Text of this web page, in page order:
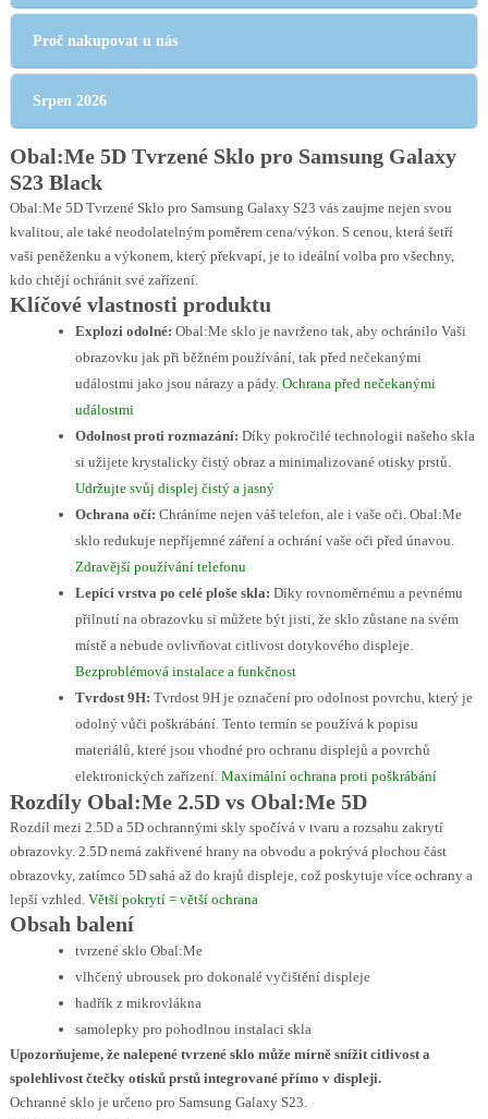
Proč nakupovat u nás
Srpen 2026
Obal:Me 5D Tvrzené Sklo pro Samsung Galaxy
S23 Black
Obal:Me 5D Tvrzené Sklo pro Samsung Galaxy S23 vás zaujme nejen svou
kvalitou, ale také neodolatelným poměrem cena/výkon. S cenou, která šetří
vaši peněženku a výkonem, který překvapí, je to ideální volba pro všechny,
kdo chtějí ochránit své zařízení.
Klíčové vlastnosti produktu
Explozi odolné: Obal:Me sklo je navrženo tak, aby ochránilo Vaši
obrazovku jak při běžném používání, tak před nečekanými
událostmi jako jsou nárazy a pády. Ochrana před nečekanými
událostmi
Odolnost proti rozmazání: Díky pokročilé technologii našeho skla
si užijete krystalicky čistý obraz a minimalizované otisky prstů.
Udržujte svůj displej čistý a jasný
Ochrana očí: Chráníme nejen váš telefon, ale i vaše oči. Obal:Me
sklo redukuje nepříjemné záření a ochrání vaše oči před únavou.
Zdravější používání telefonu
Lepící vrstva po celé ploše skla: Díky rovnoměrnému a pevnému
přilnutí na obrazovku si můžete být jisti, že sklo zůstane na svém
místě a nebude ovlivňovat citlivost dotykového displeje.
Bezproblémová instalace a funkčnost
Tvrdost 9H: Tvrdost 9H je označení pro odolnost povrchu, který je
odolný vůči poškrábání. Tento termín se používá k popisu
materiálů, které jsou vhodné pro ochranu displejů a povrchů
elektronických zařízení. Maximální ochrana proti poškrábání
Rozdíly Obal:Me 2.5D vs Obal:Me 5D
Rozdíl mezi 2.5D a 5D ochrannými skly spočívá v tvaru a rozsahu zakrytí
obrazovky. 2.5D nemá zakřivené hrany na obvodu a pokrývá plochou část
obrazovky, zatímco 5D sahá až do krajů displeje, což poskytuje více ochrany a
lepší vzhled. Větší pokrytí = větší ochrana
Obsah balení
tvrzené sklo Obal:Me
vlhčený ubrousek pro dokonalé vyčištění displeje
hadřík z mikrovlákna
samolepky pro pohodlnou instalaci skla
Upozorňujeme, že nalepené tvrzené sklo může mírně snížit citlivost a
spolehlivost čtečky otisků prstů integrované přímo v displeji.
Ochranné sklo je určeno pro Samsung Galaxy S23.